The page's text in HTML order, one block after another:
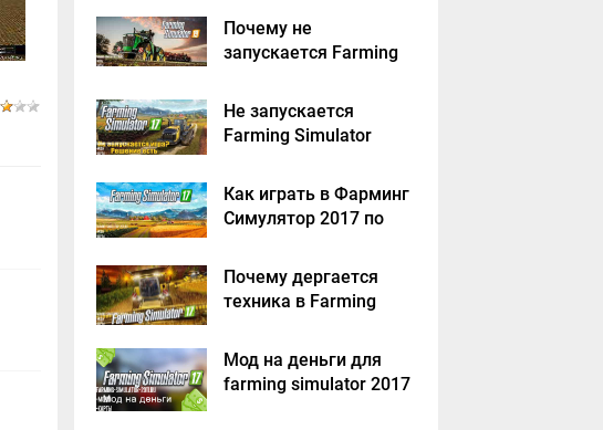
Почему не
запускается Farming
решение
Не запускается
Farming Simulator
Как играть в Фарминг
Симулятор 2017 по
Почему дергается
техника в Farming
Мод на деньги для
farming simulator 2017